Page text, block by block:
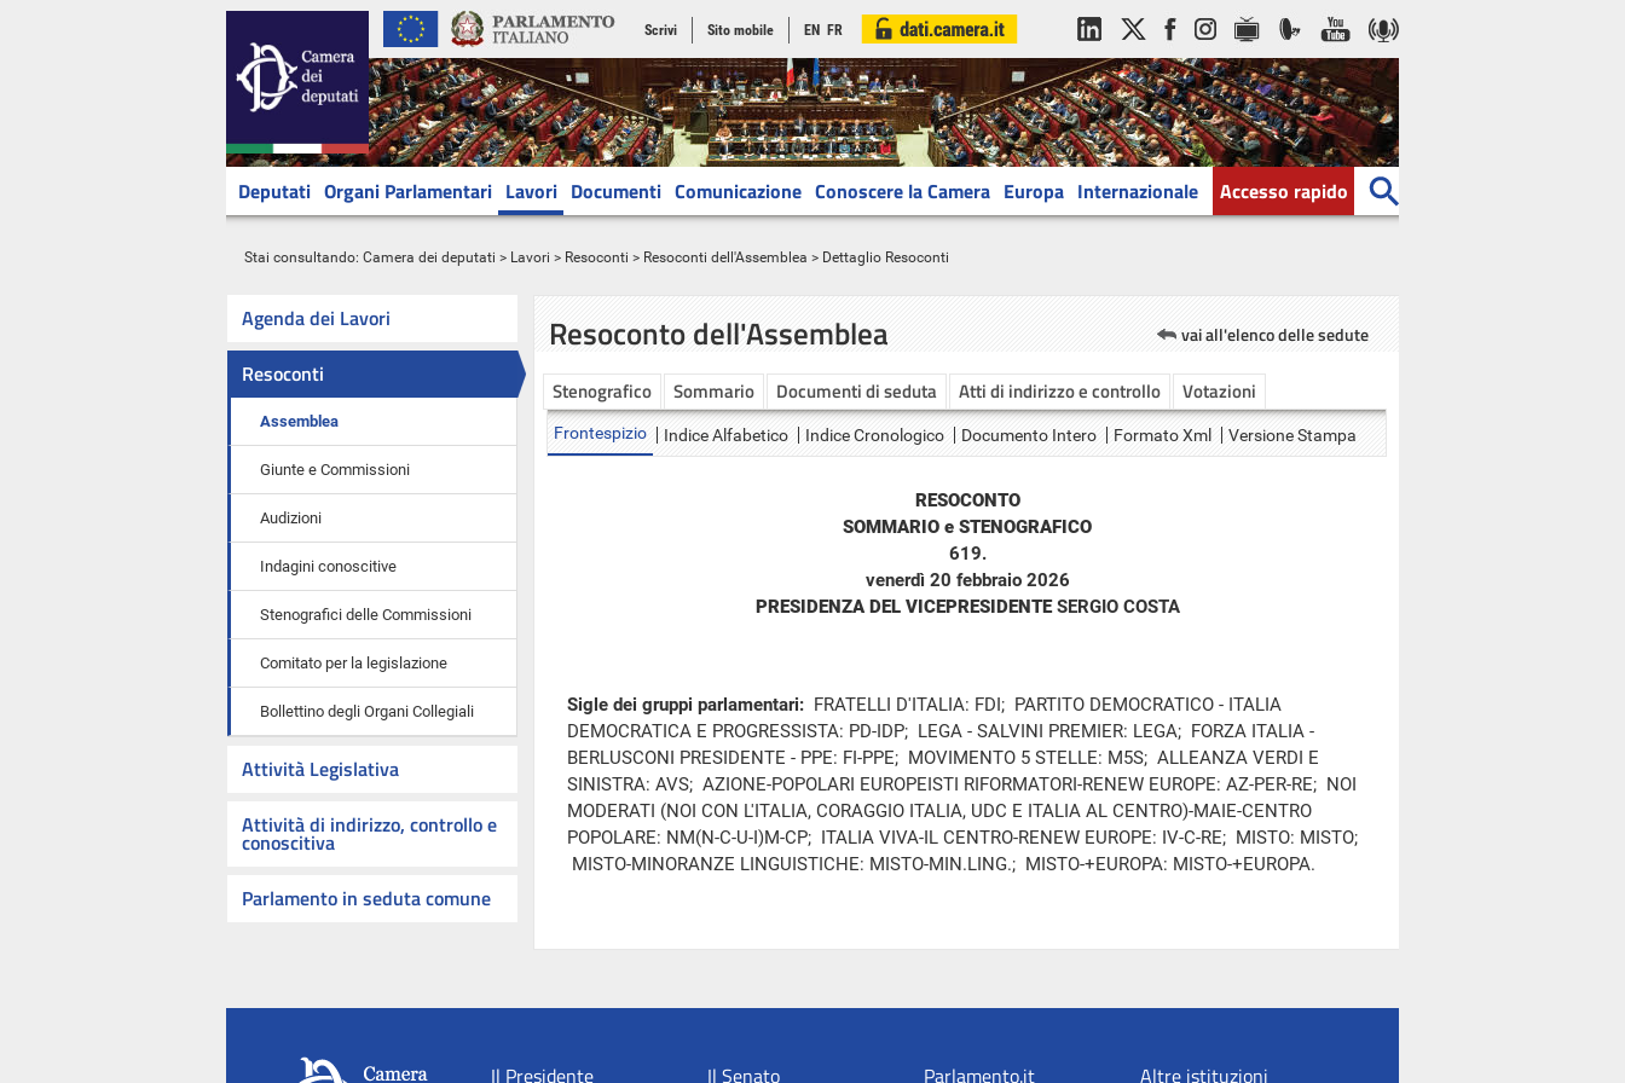
Scrivi Sito mobile EN FR
Deputati Organi Parlamentari Lavori Documenti Comunicazione Conoscere la Camera Europa Internazionale Accesso rapido
Stai consultando: Camera dei deputati > Lavori > Resoconti > Resoconti dell'Assemblea > Dettaglio Resoconti
Agenda dei Lavori
Resoconti
Assemblea
Giunte e Commissioni
Audizioni
Indagini conoscitive
Stenografici delle Commissioni
Comitato per la legislazione
Bollettino degli Organi Collegiali
Attività Legislativa
Attività di indirizzo, controllo e
conoscitiva
Parlamento in seduta comune
Resoconto dell'Assemblea vai all'elenco delle sedute
Stenografico Sommario Documenti di seduta Atti di indirizzo e controllo Votazioni
Frontespizio Indice Alfabetico Indice Cronologico Documento Intero Formato Xml Versione Stampa
RESOCONTO
SOMMARIO e STENOGRAFICO
619.
venerdì 20 febbraio 2026
PRESIDENZA DEL VICEPRESIDENTESERGIO COSTA
Sigle dei gruppi parlamentari: FRATELLI D'ITALIA: FDI; PARTITO DEMOCRATICO - ITALIA
DEMOCRATICA E PROGRESSISTA: PD-IDP; LEGA - SALVINI PREMIER: LEGA; FORZA ITALIA -
BERLUSCONI PRESIDENTE - PPE: FI-PPE; MOVIMENTO 5 STELLE: M5S; ALLEANZA VERDI E
SINISTRA: AVS; AZIONE-POPOLARI EUROPEISTI RIFORMATORI-RENEW EUROPE: AZ-PER-RE; NOI
MODERATI (NOI CON L'ITALIA, CORAGGIO ITALIA, UDC E ITALIA AL CENTRO)-MAIE-CENTRO
POPOLARE: NM(N-C-U-I)M-CP; ITALIA VIVA-IL CENTRO-RENEW EUROPE: IV-C-RE; MISTO: MISTO;
MISTO-MINORANZE LINGUISTICHE: MISTO-MIN.LING.; MISTO-+EUROPA: MISTO-+EUROPA.
Il Presidente Il Senato Parlamento.it Altre istituzioni